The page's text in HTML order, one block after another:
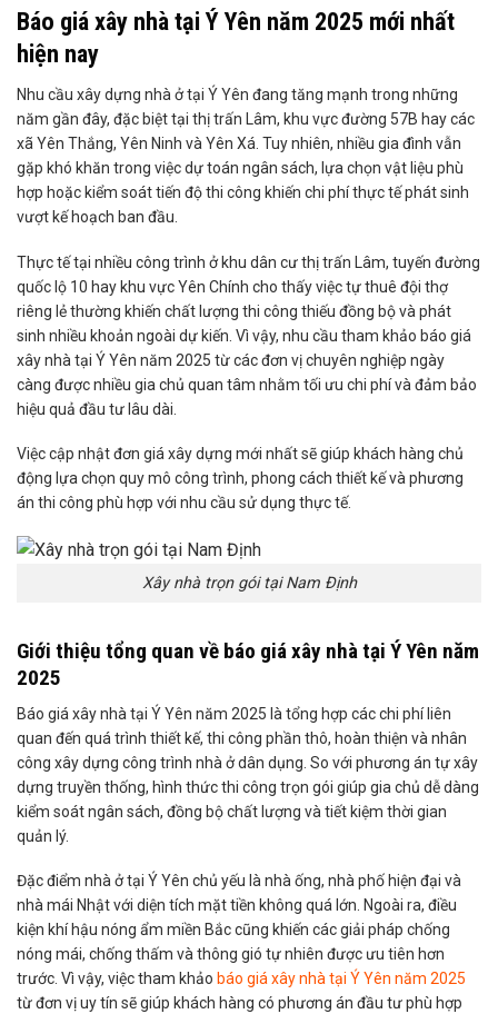
Báo giá xây nhà tại Ý Yên năm 2025 mới nhất
hiện nay
Nhu cầu xây dựng nhà ở tại Ý Yên đang tăng mạnh trong những
năm gần đây, đặc biệt tại thị trấn Lâm, khu vực đường 57B hay các
xã Yên Thắng, Yên Ninh và Yên Xá. Tuy nhiên, nhiều gia đình vẫn
gặp khó khăn trong việc dự toán ngân sách, lựa chọn vật liệu phù
hợp hoặc kiểm soát tiến độ thi công khiến chi phí thực tế phát sinh
vượt kế hoạch ban đầu.
Thực tế tại nhiều công trình ở khu dân cư thị trấn Lâm, tuyến đường
quốc lộ 10 hay khu vực Yên Chính cho thấy việc tự thuê đội thợ
riêng lẻ thường khiến chất lượng thi công thiếu đồng bộ và phát
sinh nhiều khoản ngoài dự kiến. Vì vậy, nhu cầu tham khảo báo giá
xây nhà tại Ý Yên năm 2025 từ các đơn vị chuyên nghiệp ngày
càng được nhiều gia chủ quan tâm nhằm tối ưu chi phí và đảm bảo
hiệu quả đầu tư lâu dài.
Việc cập nhật đơn giá xây dựng mới nhất sẽ giúp khách hàng chủ
động lựa chọn quy mô công trình, phong cách thiết kế và phương
án thi công phù hợp với nhu cầu sử dụng thực tế.
Xây nhà trọn gói tại Nam Định
Giới thiệu tổng quan về báo giá xây nhà tại Ý Yên năm
2025
Báo giá xây nhà tại Ý Yên năm 2025 là tổng hợp các chi phí liên
quan đến quá trình thiết kế, thi công phần thô, hoàn thiện và nhân
công xây dựng công trình nhà ở dân dụng. So với phương án tự xây
dựng truyền thống, hình thức thi công trọn gói giúp gia chủ dễ dàng
kiểm soát ngân sách, đồng bộ chất lượng và tiết kiệm thời gian
quản lý.
Đặc điểm nhà ở tại Ý Yên chủ yếu là nhà ống, nhà phố hiện đại và
nhà mái Nhật với diện tích mặt tiền không quá lớn. Ngoài ra, điều
kiện khí hậu nóng ẩm miền Bắc cũng khiến các giải pháp chống
nóng mái, chống thấm và thông gió tự nhiên được ưu tiên hơn
trước. Vì vậy, việc tham khảo báo giá xây nhà tại Ý Yên năm 2025
từ đơn vị uy tín sẽ giúp khách hàng có phương án đầu tư phù hợp